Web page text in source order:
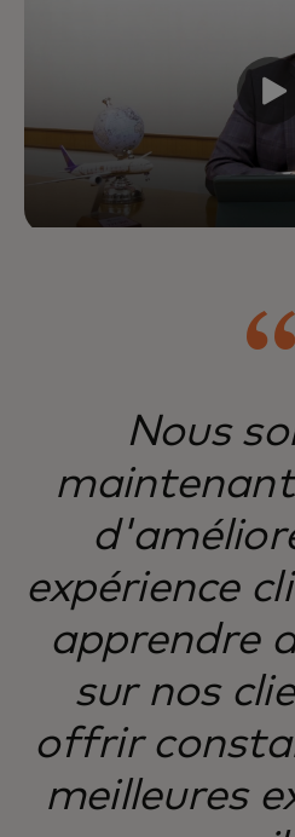
à vie des clients en
chaque interaction
du cycle de vie, grâce
experts, des données
technologies de pointe.
Nous
expérience
apprendre
sur nos
offrir
meilleures